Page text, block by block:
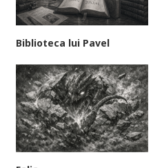
Biblioteca lui Pavel